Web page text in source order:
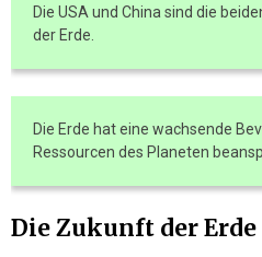
Die USA und China sind die
der Erde.
Die Erde hat eine wachsende
Ressourcen des Planeten
Die Zukunft der Erde